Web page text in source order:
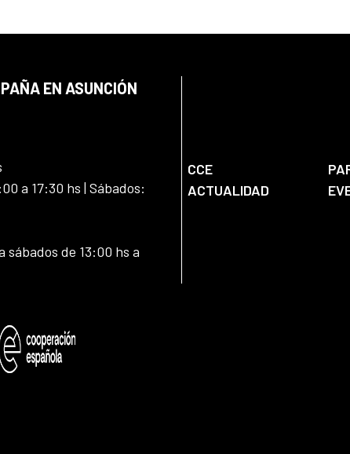
EN ASUNCIÓN
a 17:30 hs | Sábados:
sábados de 13:00 hs a
CCE
ACTUALIDAD